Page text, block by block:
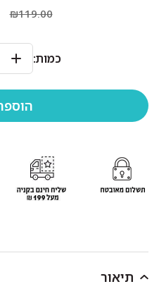
₪119.00
כמות:
תיאור